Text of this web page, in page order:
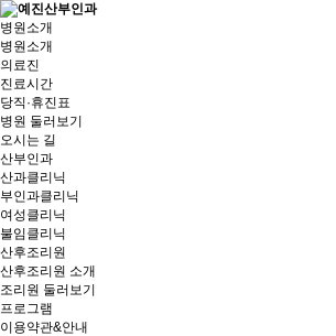
병원소개
병원소개
의료진
진료시간
당직·휴진표
병원 둘러보기
오시는 길
산부인과
산과클리닉
부인과클리닉
여성클리닉
불임클리닉
산후조리원
산후조리원 소개
조리원 둘러보기
프로그램
이용약관&안내